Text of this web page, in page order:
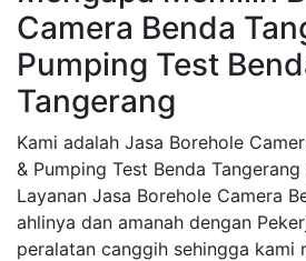
Camera Benda
Pumping Test
Tangerang
Kami adalah Jasa Borehole
& Pumping Test Benda
Layanan Jasa Borehole Camera
ahlinya dan amanah dengan
peralatan canggih sehingga kami